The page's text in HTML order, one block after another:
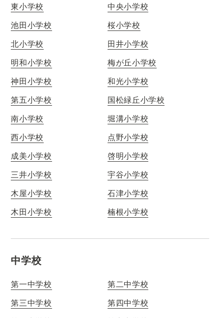
東小学校
中央小学校
池田小学校
桜小学校
北小学校
田井小学校
明和小学校
梅が丘小学校
神田小学校
和光小学校
第五小学校
国松緑丘小学校
南小学校
堀溝小学校
西小学校
点野小学校
成美小学校
啓明小学校
三井小学校
宇谷小学校
木屋小学校
石津小学校
木田小学校
楠根小学校
中学校
第一中学校
第二中学校
第三中学校
第四中学校